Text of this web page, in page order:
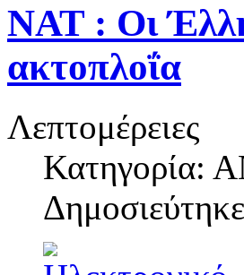
ΝΑΤ : Οι
ακτοπλοΐα
Λεπτομέρειες